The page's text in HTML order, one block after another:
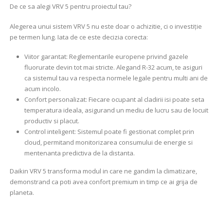
De ce sa alegi VRV 5 pentru proiectul tau?
Alegerea unui sistem VRV 5 nu este doar o achizitie, ci o investiție
pe termen lung. Iata de ce este decizia corecta:
Viitor garantat: Reglementarile europene privind gazele
fluorurate devin tot mai stricte. Alegand R-32 acum, te asiguri
ca sistemul tau va respecta normele legale pentru multi ani de
acum incolo.
Confort personalizat: Fiecare ocupant al cladirii isi poate seta
temperatura ideala, asigurand un mediu de lucru sau de locuit
productiv si placut.
Control inteligent: Sistemul poate fi gestionat complet prin
cloud, permitand monitorizarea consumului de energie si
mentenanta predictiva de la distanta.
Daikin VRV 5 transforma modul in care ne gandim la climatizare,
demonstrand ca poti avea confort premium in timp ce ai grija de
planeta.